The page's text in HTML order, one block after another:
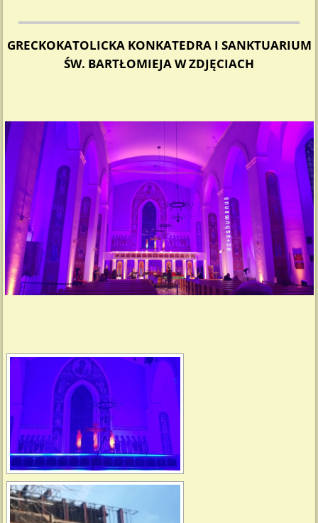
GRECKOKATOLICKA KONKATEDRA I SANKTUARIUM
ŚW. BARTŁOMIEJA W ZDJĘCIACH